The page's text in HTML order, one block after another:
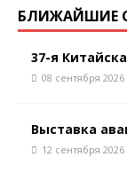
БЛИЖАЙШИЕ
37-я
08 сентября 2026
Выставка
12 сентября 2026